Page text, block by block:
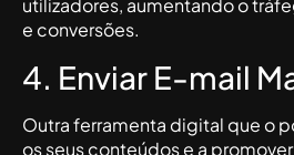
utilizadores, aumentando o
e conversões.
4. Enviar E-mail
Outra ferramenta digital que o
os seus conteúdos e a